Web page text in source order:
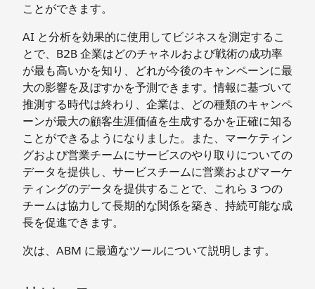
ことができます。
AI と分析を効果的に使用してビジネスを測定するこ
とで、B2B 企業はどのチャネルおよび戦術の成功率
が最も高いかを知り、どれが今後のキャンペーンに最
大の影響を及ぼすかを予測できます。情報に基づいて
推測する時代は終わり、企業は、どの種類のキャンペ
ーンが最大の顧客生涯価値を生成するかを正確に知る
ことができるようになりました。また、マーケティン
グおよび営業チームにサービスのやり取りについての
データを提供し、サービスチームに営業およびマーケ
ティングのデータを提供することで、これら 3 つの
チームは協力して長期的な関係を築き、持続可能な成
長を促進できます。
次は、ABM に最適なツールについて説明します。